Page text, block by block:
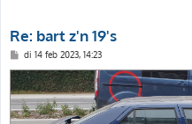
Re: bart z'n 19's
B
r
i
c
h
t
di 14 feb 2023, 14:23